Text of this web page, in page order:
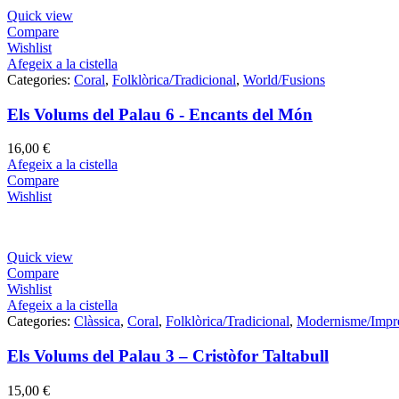
Quick view
Compare
Wishlist
Afegeix a la cistella
Categories: Coral, Folklòrica/Tradicional, World/Fusions
Els Volums del Palau 6 - Encants del Món
16,00 €
Afegeix a la cistella
Compare
Wishlist
Quick view
Compare
Wishlist
Afegeix a la cistella
Categories: Clàssica, Coral, Folklòrica/Tradicional, Modernisme/
Els Volums del Palau 3 – Cristòfor Taltabull
15,00 €